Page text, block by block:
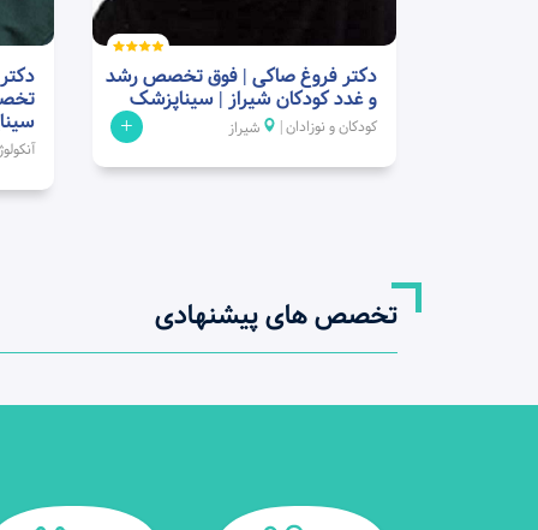
دکتر فروغ صاکی | فوق تخصص رشد
و غدد کودکان شیراز | سیناپزشک
کودکان و نوزادان | شیراز +
تخصص های پیشنهادی